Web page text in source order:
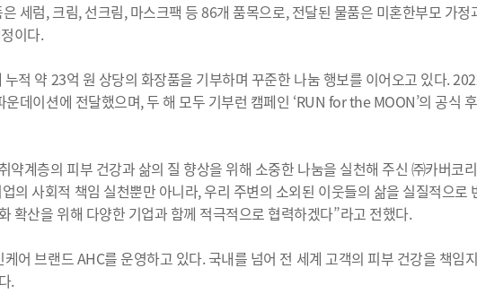
세럼, 크림, 선크림, 마스크팩 등 86개 품목으로, 전달된 물품은 미혼한부모 가정
이다.
적 약 23억 원 상당의 화장품을 기부하며 꾸준한 나눔 행보를 이어오고 있다.
데이션에 전달했으며, 두 해 모두 기부런 캠페인 ‘RUN for the MOON’의 공식
약계층의 피부 건강과 삶의 질 향상을 위해 소중한 나눔을 실천해 주신 ㈜카버코
의 사회적 책임 실천뿐만 아니라, 우리 주변의 소외된 이웃들의 삶을 실질적으로
확산을 위해 다양한 기업과 함께 적극적으로 협력하겠다”라고 전했다.
어 브랜드 AHC를 운영하고 있다. 국내를 넘어 전 세계 고객의 피부 건강을 책임
.